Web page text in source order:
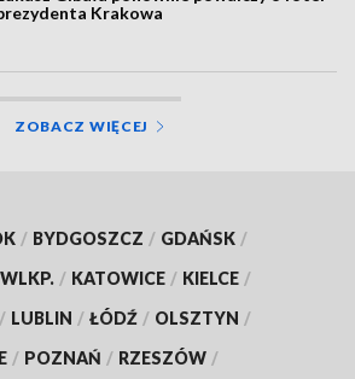
Krakowa
ZOBACZ WIĘCEJ
/ BYDGOSZCZ / GDAŃSK /
/ KATOWICE / KIELCE /
/ LUBLIN / ŁÓDŹ / OLSZTYN /
/ POZNAŃ / RZESZÓW /